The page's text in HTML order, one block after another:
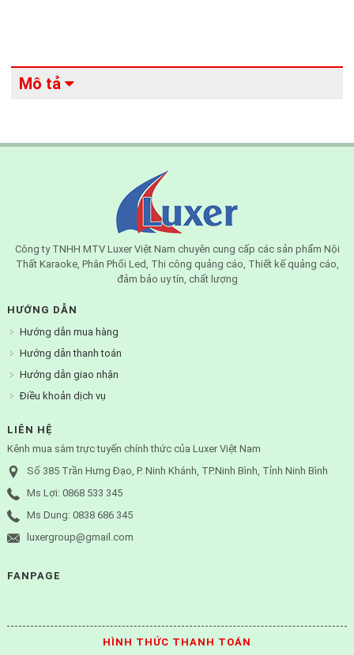
Mô tả
Công ty TNHH MTV Luxer Việt Nam chuyên cung cấp các sản phẩm Nội
Thất Karaoke, Phân Phối Led, Thi công quảng cáo, Thiết kế quảng cáo,
đảm bảo uy tín, chất lượng
HƯỚNG DẪN
Hướng dẫn mua hàng
Hướng dẫn thanh toán
Hướng dẫn giao nhận
Điều khoản dịch vụ
LIÊN HỆ
Kênh mua sắm trực tuyến chính thức của Luxer Việt Nam
Số 385 Trần Hưng Đạo, P. Ninh Khánh, TP.Ninh Bình, Tỉnh Ninh Bình
Ms Lợi: 0868 533 345
Ms Dung: 0838 686 345
luxergroup@gmail.com
FANPAGE
HÌNH THỨC THANH TOÁN